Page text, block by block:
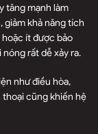
tăng mạnh làm
giảm khả năng tích
ít được bảo
rất dễ xảy ra.
như điều hòa,
thoại cũng khiến hệ